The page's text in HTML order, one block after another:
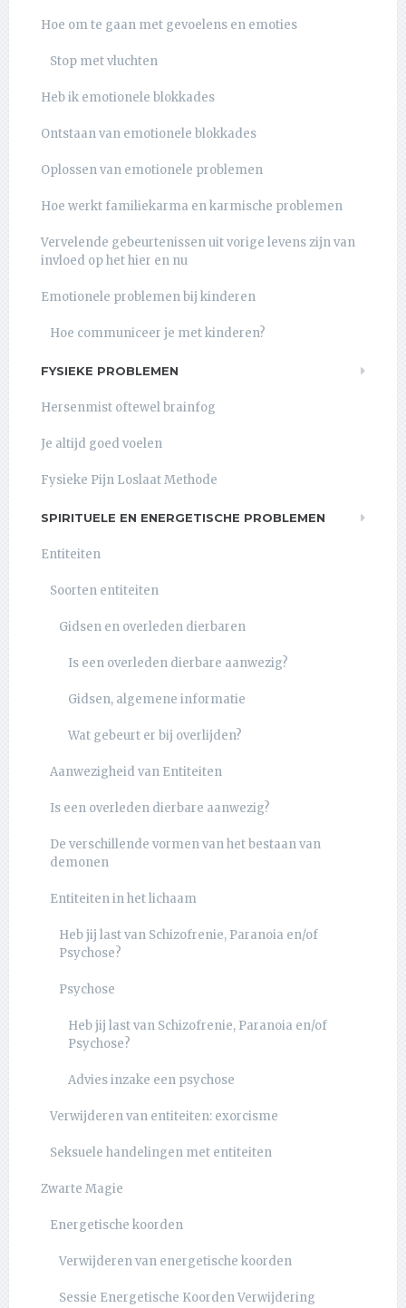
Hoe om te gaan met gevoelens en emoties
Stop met vluchten
Heb ik emotionele blokkades
Ontstaan van emotionele blokkades
Oplossen van emotionele problemen
Hoe werkt familiekarma en karmische problemen
Vervelende gebeurtenissen uit vorige levens zijn van
invloed op het hier en nu
Emotionele problemen bij kinderen
Hoe communiceer je met kinderen?
FYSIEKE PROBLEMEN
Hersenmist oftewel brainfog
Je altijd goed voelen
Fysieke Pijn Loslaat Methode
SPIRITUELE EN ENERGETISCHE PROBLEMEN
Entiteiten
Soorten entiteiten
Gidsen en overleden dierbaren
Is een overleden dierbare aanwezig?
Gidsen, algemene informatie
Wat gebeurt er bij overlijden?
Aanwezigheid van Entiteiten
Is een overleden dierbare aanwezig?
De verschillende vormen van het bestaan van
demonen
Entiteiten in het lichaam
Heb jij last van Schizofrenie, Paranoia en/of
Psychose?
Psychose
Heb jij last van Schizofrenie, Paranoia en/of
Psychose?
Advies inzake een psychose
Verwijderen van entiteiten: exorcisme
Seksuele handelingen met entiteiten
Zwarte Magie
Energetische koorden
Verwijderen van energetische koorden
Sessie Energetische Koorden Verwijdering